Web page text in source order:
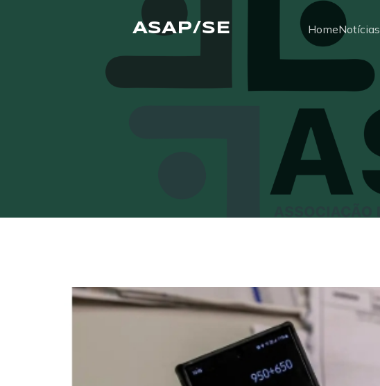
ASAP/SE HomeNotícias